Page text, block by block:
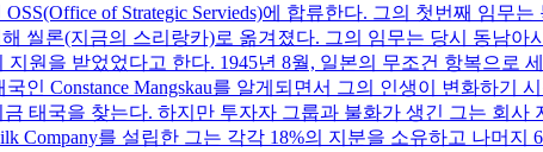
of Strategic Servieds)에 합류한다. 그의 첫번째 임무
씰론(지금의 스리랑카)로 옮겨졌다. 그의 임무는 당시 동남아
원을 받었었다고 한다. 1945년 8월, 일본의 무조건 항복으로
Constance Mangskau를 알게되면서 그의 인생이 변화하기
태국을 찾는다. 하지만 투자자 그룹과 불화가 생긴 그는 회사
Company를 설립한 그는 각각 18%의 지분을 소유하고 나머지